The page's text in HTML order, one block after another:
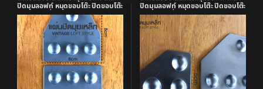
ปิดมุมลอฟท์ หมุดขอบโต๊ะ ปิดขอบโต๊ะ
เหล็ก แบบที่2
ปิดมุมลอฟท์ หมุดขอบโต๊ะ ปิดขอบโต๊ะ
เหล็ก แบบที่3